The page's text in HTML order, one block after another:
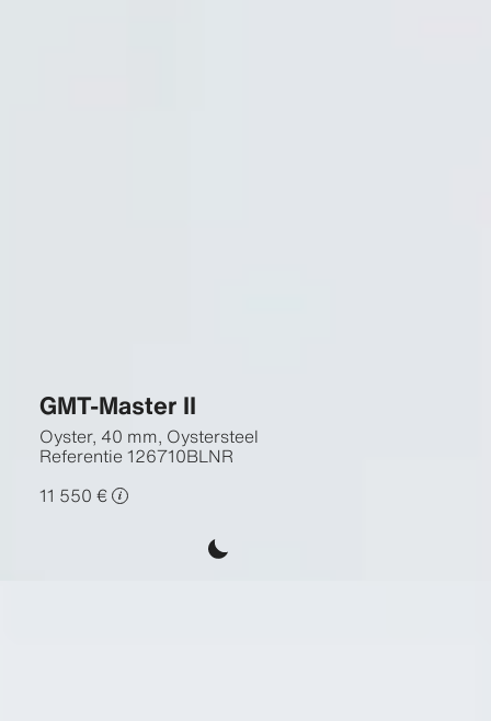
GMT-Master II
Oyster, 40 mm, Oystersteel
Referentie126710BLNR
11 550 €